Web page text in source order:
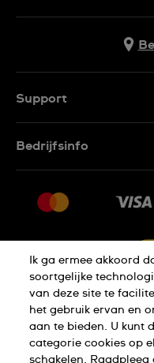
Support
Retournering
Annulering van de
Bedrijfsinfo
Vacatures
Privacy
Ik ga ermee akkoord
soortgelijke
van deze site te
het gebruik ervan en
aan te bieden. U kunt
categorie cookies op
schakelen. Raadpleeg